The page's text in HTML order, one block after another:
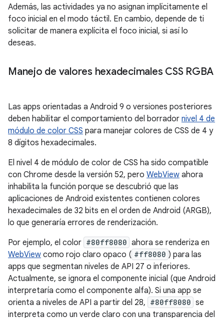
Además, las actividades ya no asignan implícitamente el
foco inicial en el modo táctil. En cambio, depende de ti
solicitar de manera explícita el foco inicial, si así lo
deseas.
Manejo de valores hexadecimales CSS RGBA
Las apps orientadas a Android 9 o versiones posteriores
deben habilitar el comportamiento del borrador nivel 4 de
módulo de color CSS para manejar colores de CSS de 4 y
8 dígitos hexadecimales.
El nivel 4 de módulo de color de CSS ha sido compatible
con Chrome desde la versión 52, pero WebView ahora
inhabilita la función porque se descubrió que las
aplicaciones de Android existentes contienen colores
hexadecimales de 32 bits en el orden de Android (ARGB),
lo que generaría errores de renderización.
Por ejemplo, el color #80ff8080 ahora se renderiza en
WebView como rojo claro opaco ( #ff8080 ) para las
apps que segmentan niveles de API 27 o inferiores.
Actualmente, se ignora el componente inicial (que Android
interpretaría como el componente alfa). Si una app se
orienta a niveles de API a partir del 28, #80ff8080 se
interpreta como un verde claro con una transparencia del